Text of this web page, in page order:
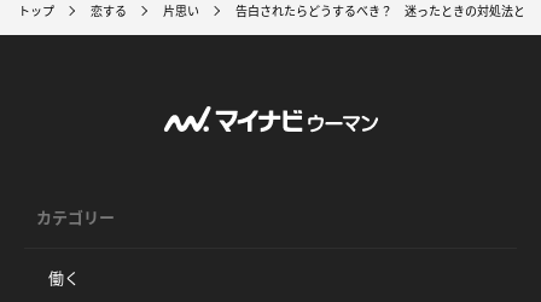
トップ 恋する 片思い 告白されたらどうするべき？ 迷ったときの対処法と返
カテゴリー
働く